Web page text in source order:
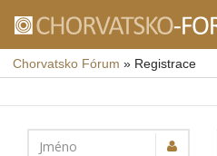
Chorvatsko Fórum » Registrace
Jméno